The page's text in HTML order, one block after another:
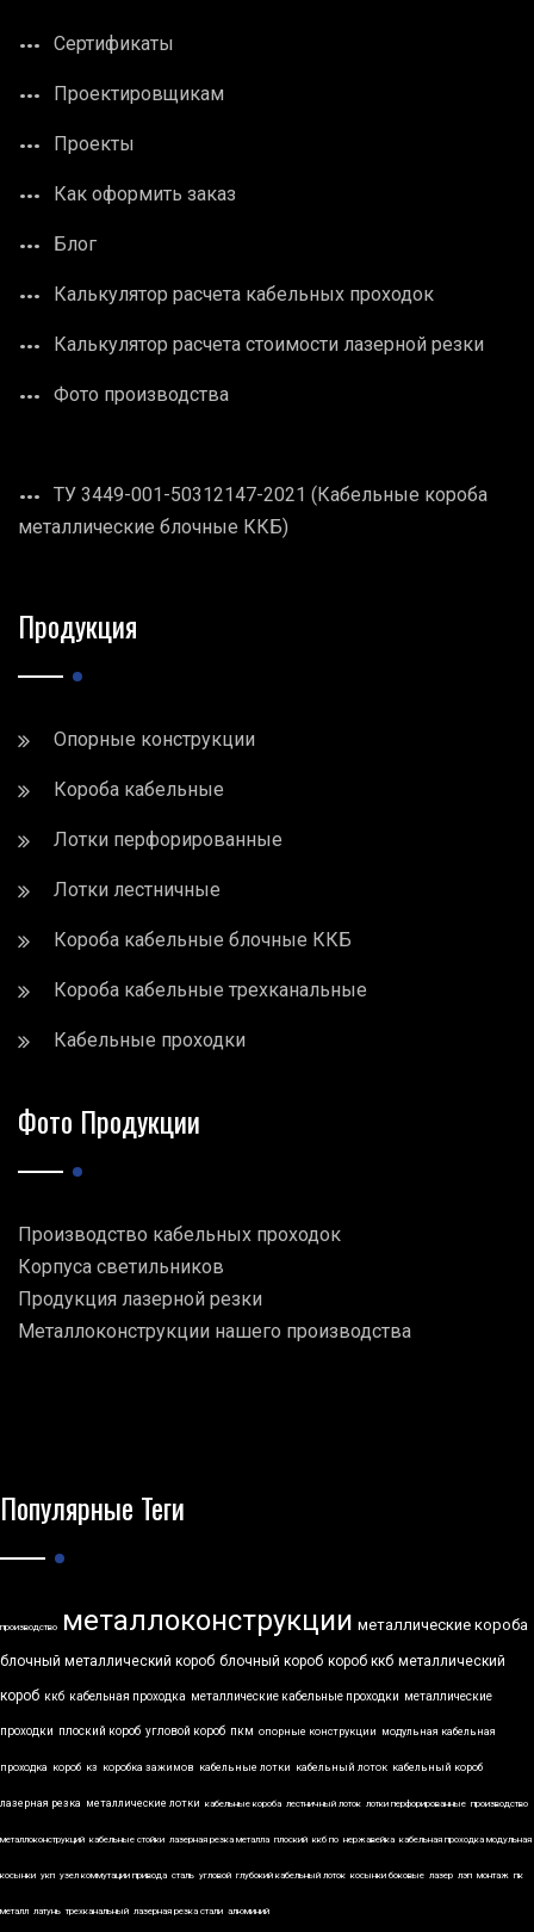
Сертификаты
Проектировщикам
Проекты
Как оформить заказ
Блог
Калькулятор расчета кабельных проходок
Калькулятор расчета стоимости лазерной резки
Фото производства
ТУ 3449-001-50312147-2021 (Кабельные короба
металлические блочные ККБ)
Продукция
Опорные конструкции
Короба кабельные
Лотки перфорированные
Лотки лестничные
Короба кабельные блочные ККБ
Короба кабельные трехканальные
Кабельные проходки
Фото Продукции
Производство кабельных проходок
Корпуса светильников
Продукция лазерной резки
Металлоконструкции нашего производства
Популярные Теги
производство металлоконструкции металлические короба
блочный металлический короб блочный короб короб ккб металлический
короб ккб кабельная проходка металлические кабельные проходки металлические
проходки плоский короб угловой короб пкм опорные конструкции модульная кабельная
проходка короб кз коробка зажимов кабельные лотки кабельный лоток кабельный короб
лазерная резка металлические лотки кабельные короба лестничный лоток лотки перфорированные производство
металлоконструкций кабельные стойки лазерная резка металла плоский ккб по нержавейка кабельная проходка модульная
косынки укп узел коммутации привода сталь угловой глубокий кабельный лоток косынки боковые лазер лэп монтаж пк
металл латунь трехканальный лазерная резка стали алюминий